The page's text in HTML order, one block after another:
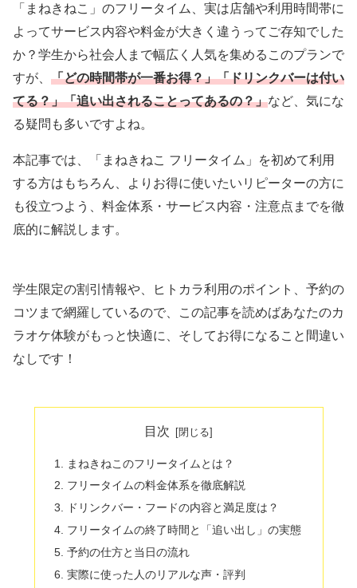
「まねきねこ」のフリータイム、実は店舗や利用時間帯に
よってサービス内容や料金が大きく違うってご存知でした
か？学生から社会人まで幅広く人気を集めるこのプランで
すが、 「どの時間帯が一番お得？」「ドリンクバーは付い
てる？」「追い出されることってあるの？」など、気にな
る疑問も多いですよね。
本記事では、「まねきねこ フリータイム」を初めて利用
する方はもちろん、よりお得に使いたいリピーターの方に
も役立つよう、料金体系・サービス内容・注意点までを徹
底的に解説します。
学生限定の割引情報や、ヒトカラ利用のポイント、予約の
コツまで網羅しているので、この記事を読めばあなたのカ
ラオケ体験がもっと快適に、そしてお得になること間違い
なしです！
目次
まねきねこのフリータイムとは？
フリータイムの料金体系を徹底解説
ドリンクバー・フードの内容と満足度は？
フリータイムの終了時間と「追い出し」の実態
予約の仕方と当日の流れ
実際に使った人のリアルな声・評判